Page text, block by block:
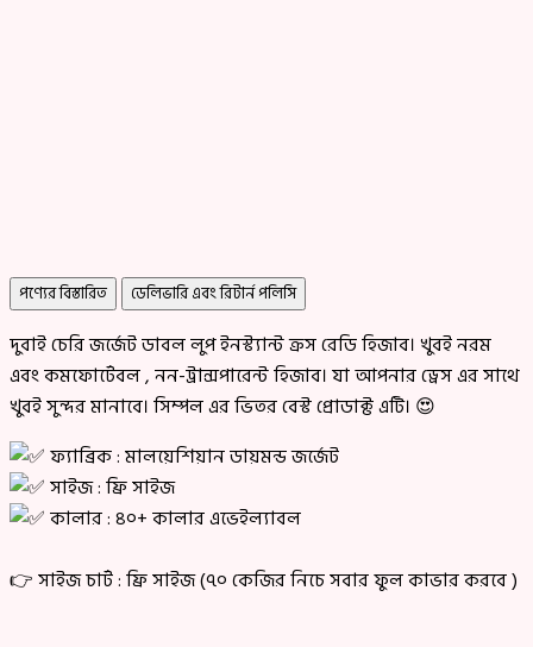
পণ্যের বিস্তারিত ডেলিভারি এবং রিটার্ন পলিসি
দুবাই চেরি জর্জেট ডাবল লুপ ইনস্ট্যান্ট ক্রস রেডি হিজাব। খুবই নরম
এবং কমফোর্টেবল , নন-ট্রান্সপারেন্ট হিজাব। যা আপনার ড্রেস এর সাথে
খুবই সুন্দর মানাবে। সিম্পল এর ভিতর বেস্ট প্রোডাক্ট এটি। 😍
ফ্যাব্রিক : মালয়েশিয়ান ডায়মন্ড জর্জেট
সাইজ : ফ্রি সাইজ
কালার : ৪০+ কালার এভেইল্যাবল
👉 সাইজ চার্ট : ফ্রি সাইজ (৭০ কেজির নিচে সবার ফুল কাভার করবে )